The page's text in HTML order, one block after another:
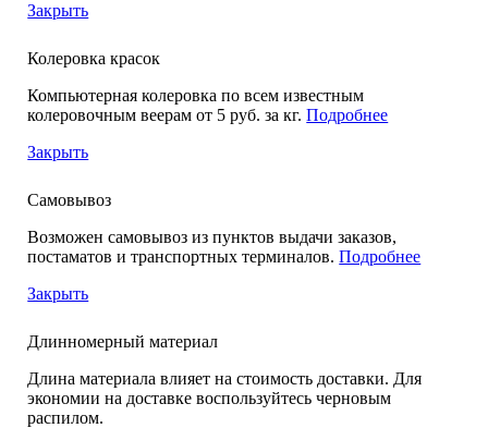
Закрыть
Колеровка красок
Компьютерная колеровка по всем известным
колеровочным веерам от 5 руб. за кг.Подробнее
Закрыть
Самовывоз
Возможен самовывоз из пунктов выдачи заказов,
постаматов и транспортных терминалов.Подробнее
Закрыть
Длинномерный материал
Длина материала влияет на стоимость доставки. Для
экономии на доставке воспользуйтесь черновым
распилом.